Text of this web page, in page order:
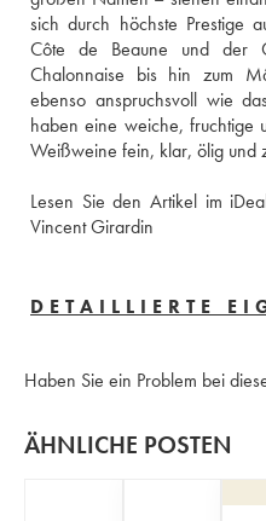
sich durch höchste Prestige
Côte de Beaune und der
Chalonnaise bis hin zum
ebenso anspruchsvoll wie
haben eine weiche, fruchtige
Weißweine fein, klar, ölig und
Lesen Sie den Artikel im
Vincent Girardin
DETAILLIERTE
Haben Sie ein Problem bei
ÄHNLICHE POSTEN